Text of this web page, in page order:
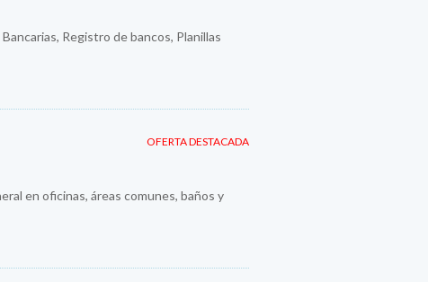
Registro de bancos, Planillas
OFERTA DESTACADA
en oficinas, áreas comunes, baños y